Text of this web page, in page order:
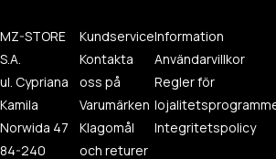
MZ-STORE
S.A.
ul. Cypriana
Kamila
Norwida 47
84-240
Kundservice
Kontakta
oss på
Varumärken
Klagomål
och returer
Information
Användarvillkor
Regler för
Integritetspolicy